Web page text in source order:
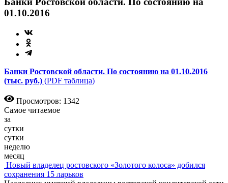
01.10.2016
Банки Ростовской области. По состоянию на 01.10.2016
(тыс. руб.) (PDF таблица)
Просмотров: 1342
Самое читаемое
за
сутки
сутки
неделю
месяц
Новый владелец ростовского «Золотого колоса» добился
сохранения 15 ларьков